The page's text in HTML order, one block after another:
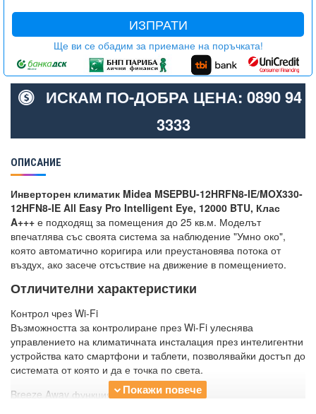
ИЗПРАТИ
Ще ви се обадим за приемане на поръчката!
ИСКАМ ПО-ДОБРА ЦЕНА: 0890 94
3333
ОПИСАНИЕ
Инверторен климатик Midea MSEPBU-12HRFN8-IE/MOX330-
12HFN8-IE All Easy Pro Intelligent Eye, 12000 BTU, Клас
A+++ е подходящ за помещения до 25 кв.м. Моделът
впечатлява със своята система за наблюдение "Умно око",
която автоматично коригира или преустановява потока от
въздух, ако засече отсъствие на движение в помещението.
Отличителни характеристики
Контрол чрез Wi-Fi
Възможността за контролиране през Wi-Fi улеснява
управлението на климатичната инсталация през интелигентни
устройства като смартфони и таблети, позволявайки достъп до
системата от която и да е точка по света.
Breeze Away функция